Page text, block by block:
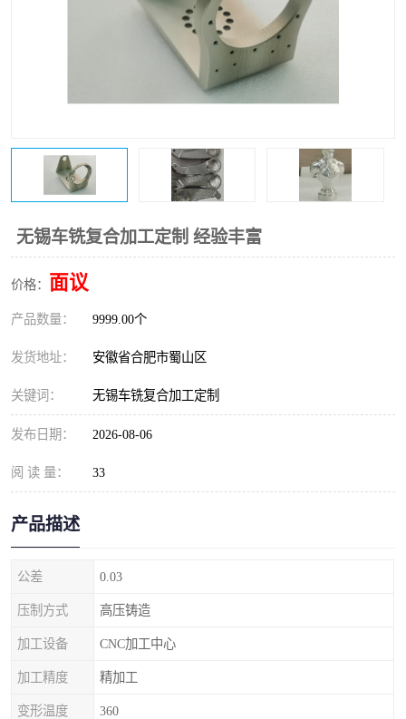
无锡车铣复合加工定制 经验丰富
价格： 面议
产品数量： 9999.00个
发货地址： 安徽省合肥市蜀山区
关键词： 无锡车铣复合加工定制
发布日期： 2026-08-06
阅 读 量： 33
产品描述
公差 0.03
压制方式 高压铸造
加工设备 CNC加工中心
加工精度 精加工
变形温度 360
数控机床加工